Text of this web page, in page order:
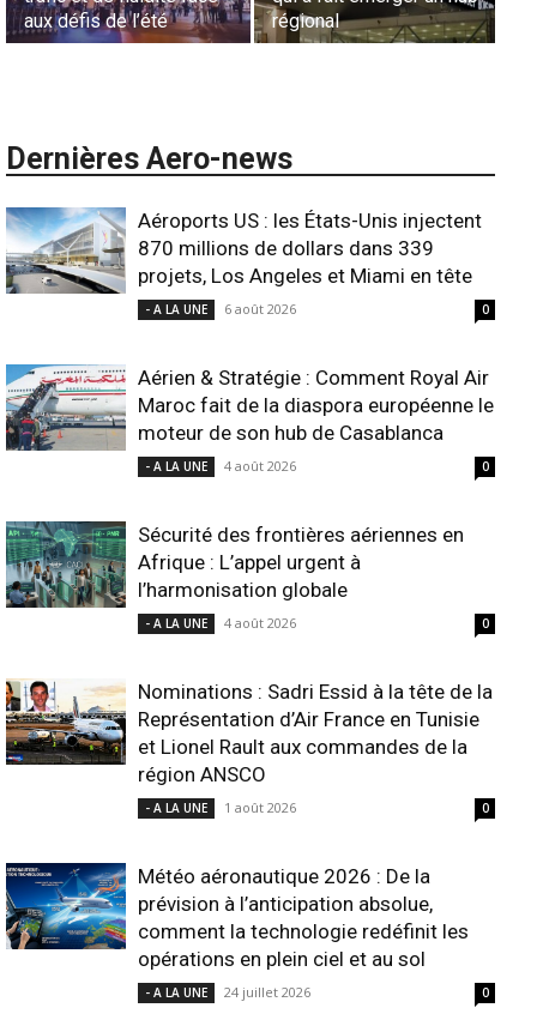
l’harmonisation globale
ANSCO
Dernières Aero-news
Aéroports US : les États-Unis injectent
870 millions de dollars dans 339
projets, Los Angeles et Miami en tête
- A LA UNE 6 août 2026 0
Aérien & Stratégie : Comment Royal Air
Maroc fait de la diaspora européenne le
moteur de son hub de Casablanca
- A LA UNE 4 août 2026 0
Sécurité des frontières aériennes en
Afrique : L’appel urgent à
l’harmonisation globale
- A LA UNE 4 août 2026 0
Nominations : Sadri Essid à la tête de la
Représentation d’Air France en Tunisie
et Lionel Rault aux commandes de la
région ANSCO
- A LA UNE 1 août 2026 0
Météo aéronautique 2026 : De la
prévision à l’anticipation absolue,
comment la technologie redéfinit les
opérations en plein ciel et au sol
- A LA UNE 24 juillet 2026 0